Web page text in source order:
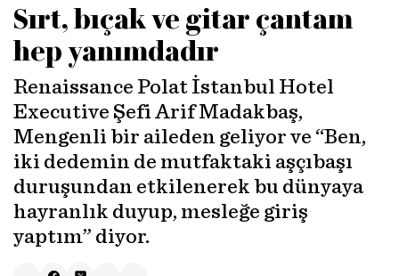
Sırt, bıçak ve gitar çantam
hep yanımdadır
Renaissance Polat İstanbul Hotel
Executive Şefi Arif Madakbaş,
Mengenli bir aileden geliyor ve “Ben,
iki dedemin de mutfaktaki aşçıbaşı
duruşundan etkilenerek bu dünyaya
hayranlık duyup, mesleğe giriş
yaptım” diyor.